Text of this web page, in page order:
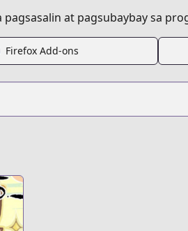
at pagsubaybay sa
Firefox Add-ons